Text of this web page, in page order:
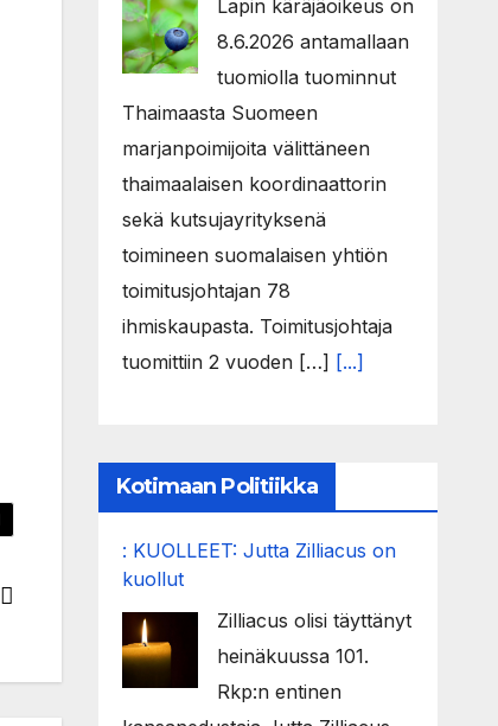
Lapin käräjäoikeus on
8.6.2026 antamallaan
tuomiolla tuominnut
Thaimaasta Suomeen
marjanpoimijoita välittäneen
thaimaalaisen koordinaattorin
sekä kutsujayrityksenä
toimineen suomalaisen yhtiön
toimitusjohtajan 78
ihmiskaupasta. Toimitusjohtaja
tuomittiin 2 vuoden […] [...]
Kotimaan Politiikka
: KUOLLEET: Jutta Zilliacus on
kuollut
Zilliacus olisi täyttänyt
heinäkuussa 101.
Rkp:n entinen